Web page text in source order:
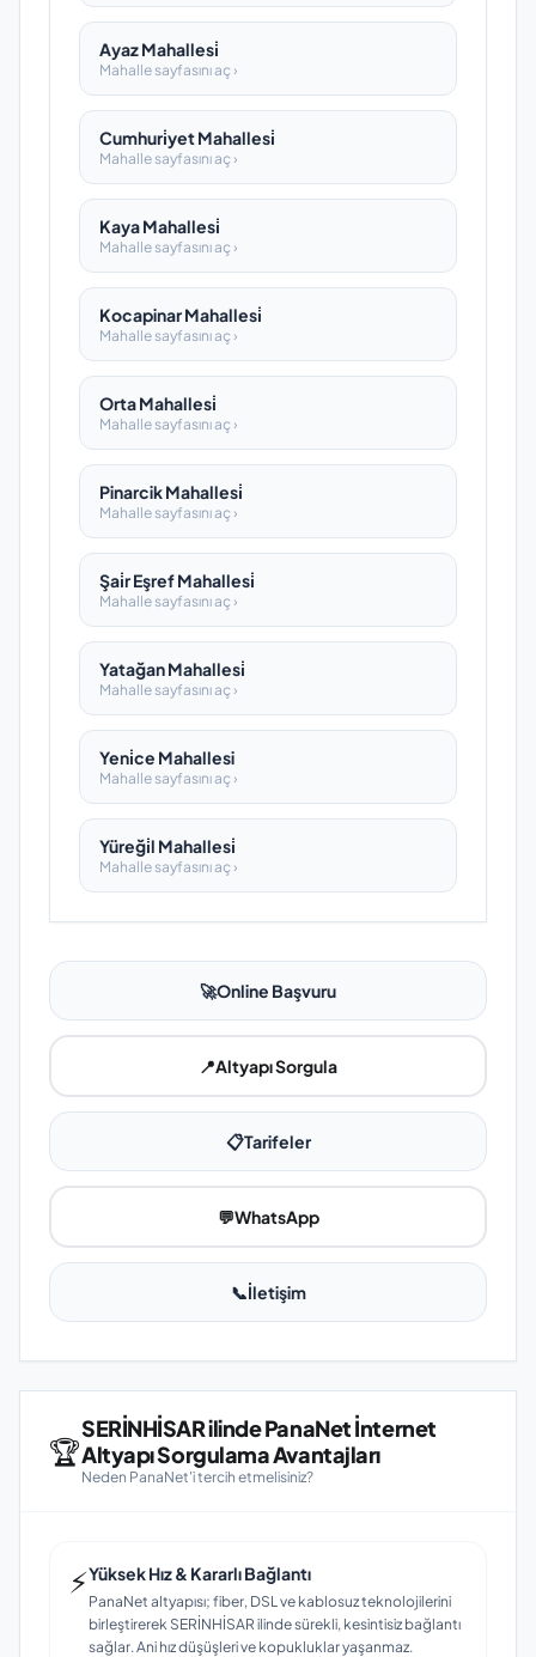
Ayaz Mahallesi̇
Mahalle sayfasını aç ›
Cumhuri̇yet Mahallesi̇
Mahalle sayfasını aç ›
Kaya Mahallesi̇
Mahalle sayfasını aç ›
Kocapinar Mahallesi̇
Mahalle sayfasını aç ›
Orta Mahallesi̇
Mahalle sayfasını aç ›
Pinarcik Mahallesi̇
Mahalle sayfasını aç ›
Şai̇r Eşref Mahallesi̇
Mahalle sayfasını aç ›
Yatağan Mahallesi̇
Mahalle sayfasını aç ›
Yeni̇ce Mahallesi
Mahalle sayfasını aç ›
Yüreği̇l Mahallesi̇
Mahalle sayfasını aç ›
🚀Online Başvuru
📍Altyapı Sorgula
📋Tarifeler
💬WhatsApp
📞İletişim
🏆
SERİNHİSAR ilinde PanaNet İnternet
Altyapı Sorgulama Avantajları
Neden PanaNet'i tercih etmelisiniz?
⚡Yüksek Hız & Kararlı Bağlantı
PanaNet altyapısı; fiber, DSL ve kablosuz teknolojilerini
birleştirerek SERİNHİSAR ilinde sürekli, kesintisiz bağlantı
sağlar. Ani hız düşüşleri ve kopukluklar yaşanmaz.